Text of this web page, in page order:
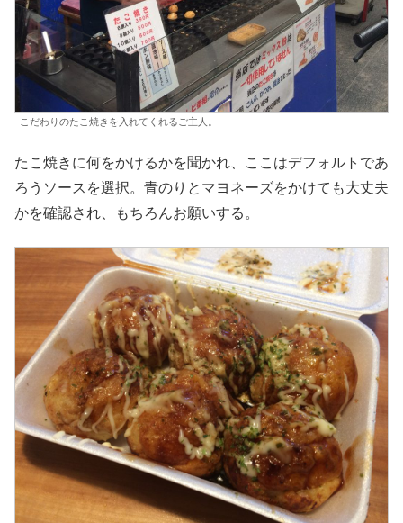
こだわりのたこ焼きを入れてくれるご主人。
たこ焼きに何をかけるかを聞かれ、ここはデフォルトであ
ろうソースを選択。青のりとマヨネーズをかけても大丈夫
かを確認され、もちろんお願いする。